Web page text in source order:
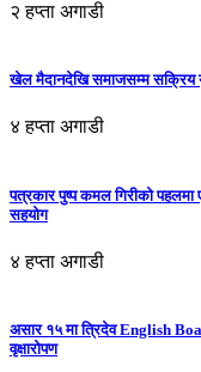
२ हप्ता अगाडी
खेल मैदानदेखि समाजसम्म सक्रिय
४ हप्ता अगाडी
पत्रकार पुष्प कमल गिरीको पहलमा
सहयोग
४ हप्ता अगाडी
असार १५ मा त्रिदेव English
वृक्षारोपण